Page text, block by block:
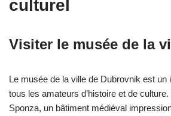
culturel
Visiter le musée de la
Le musée de la ville de Dubrovnik est un
tous les amateurs d’histoire et de
Sponza, un bâtiment médiéval